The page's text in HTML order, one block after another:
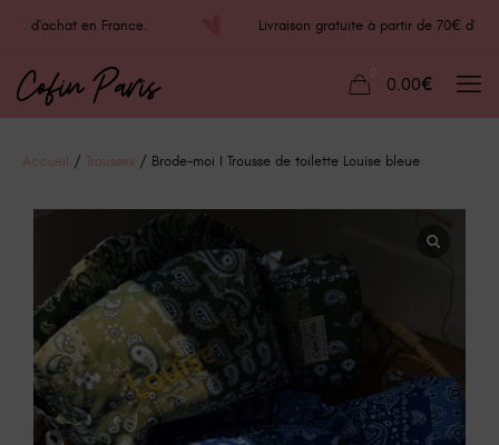
d'achat en France. Livraison gratuite à partir de 70€
0
0.00€
Accueil / Trousses / Brode-moi I Trousse de toilette Louise bleue